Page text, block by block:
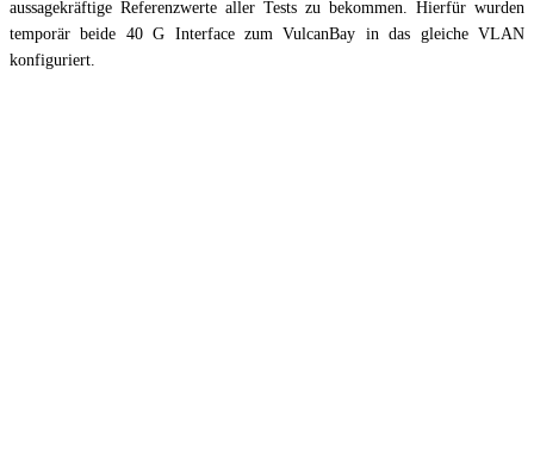
aussagekräftige Referenzwerte aller Tests zu bekommen. Hierfür wurden
temporär beide 40 G Interface zum VulcanBay in das gleiche VLAN
konfiguriert.